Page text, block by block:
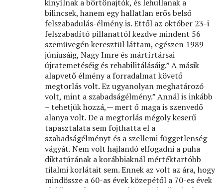
kinyílnak a börtönajtók, és lehullanak a
bilincsek, hanem egy hallatlan erős belső
felszabadulás-élmény is. Ettől az október 23-i
felszabadító pillanattól kezdve mindent 56
szemüvegén keresztül láttam, egészen 1989
júniusáig, Nagy Imre és mártírtársai
újratemetéséig és rehabilitálásáig.” A másik
alapvető élmény a forradalmat követő
megtorlás volt. Ez ugyanolyan meghatározó
volt, mint a szabadságélmény.” Annál is inkább
– tehetjük hozzá, — mert ő maga is szenvedő
alanya volt. De a megtorlás mégoly keserű
tapasztalata sem fojthatta el a
szabadságélményt és a szellemi függetlenség
vágyát. Nem volt hajlandó elfogadni a puha
diktatúrának a korábbiaknál mértéktartóbb
tilalmi korlátait sem. Ennek az volt az ára, hogy
mindössze a 60-as évek közepétől a 70-es évek